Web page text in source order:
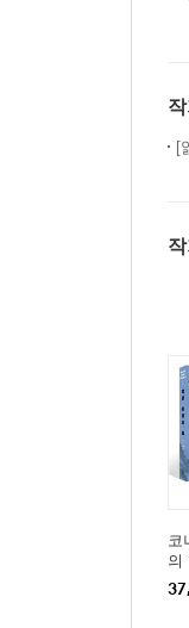
[
코
의